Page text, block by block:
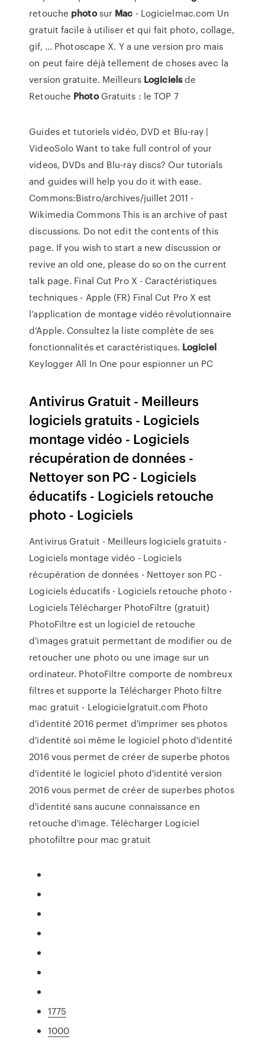
retouche photosur Mac - Logicielmac.com Un
gratuit facile à utiliser et qui fait photo, collage,
gif, ... Photoscape X. Y a une version pro mais
on peut faire déjà tellement de choses avec la
version gratuite. Meilleurs Logicielsde
Retouche PhotoGratuits : le TOP 7
Guides et tutoriels vidéo, DVD et Blu-ray |
VideoSoloWant to take full control of your
videos, DVDs and Blu-ray discs? Our tutorials
and guides will help you do it with ease.
Commons:Bistro/archives/juillet 2011 -
Wikimedia CommonsThis is an archive of past
discussions. Do not edit the contents of this
page. If you wish to start a new discussion or
revive an old one, please do so on the current
talk page. Final Cut Pro X - Caractéristiques
techniques - Apple (FR) Final Cut Pro X est
l’application de montage vidéo révolutionnaire
d’Apple. Consultez la liste complète de ses
fonctionnalités et caractéristiques. Logiciel
Keylogger All In One pour espionner un PC
Antivirus Gratuit - Meilleurs
logiciels gratuits - Logiciels
montage vidéo - Logiciels
récupération de données -
Nettoyer son PC - Logiciels
éducatifs - Logiciels retouche
photo - Logiciels
Antivirus Gratuit - Meilleurs logiciels gratuits -
Logiciels montage vidéo - Logiciels
récupération de données - Nettoyer son PC -
Logiciels éducatifs - Logiciels retouche photo -
Logiciels Télécharger PhotoFiltre (gratuit)
PhotoFiltre est un logiciel de retouche
d'images gratuit permettant de modifier ou de
retoucher une photo ou une image sur un
ordinateur. PhotoFiltre comporte de nombreux
filtres et supporte la Télécharger Photo filtre
mac gratuit - Lelogicielgratuit.com Photo
d'identité 2016 permet d'imprimer ses photos
d'identité soi même le logiciel photo d'identité
2016 vous permet de créer de superbe photos
d'identité le logiciel photo d'identité version
2016 vous permet de créer de superbes photos
d'identité sans aucune connaissance en
retouche d'image. Télécharger Logiciel
photofiltre pour mac gratuit
1775
1000